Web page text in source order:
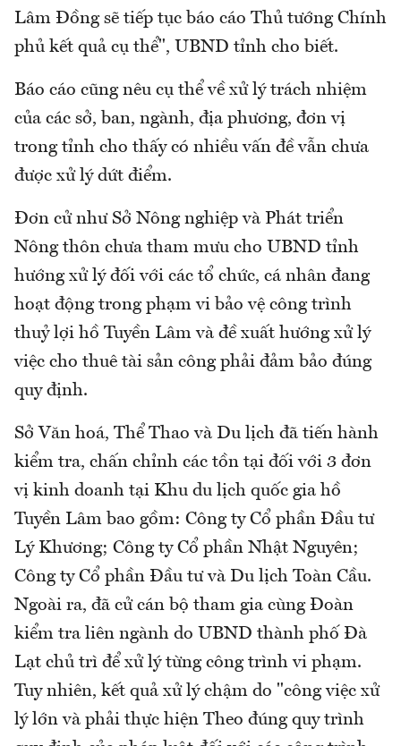
Lâm Đồng sẽ tiếp tục báo cáo Thủ tướng Chính
phủ kết quả cụ thể", UBND tỉnh cho biết.
Báo cáo cũng nêu cụ thể về xử lý trách nhiệm
của các sở, ban, ngành, địa phương, đơn vị
trong tỉnh cho thấy có nhiều vấn đề vẫn chưa
được xử lý dứt điểm.
Đơn cử như Sở Nông nghiệp và Phát triển
Nông thôn chưa tham mưu cho UBND tỉnh
hướng xử lý đối với các tổ chức, cá nhân đang
hoạt động trong phạm vi bảo vệ công trình
thuỷ lợi hồ Tuyền Lâm và đề xuất hướng xử lý
việc cho thuê tài sản công phải đảm bảo đúng
quy định.
Sở Văn hoá, Thể Thao và Du lịch đã tiến hành
kiểm tra, chấn chỉnh các tồn tại đối với 3 đơn
vị kinh doanh tại Khu du lịch quốc gia hồ
Tuyền Lâm bao gồm: Công ty Cổ phần Đầu tư
Lý Khương; Công ty Cổ phần Nhật Nguyên;
Công ty Cổ phần Đầu tư và Du lịch Toàn Cầu.
Ngoài ra, đã cử cán bộ tham gia cùng Đoàn
kiểm tra liên ngành do UBND thành phố Đà
Lạt chủ trì để xử lý từng công trình vi phạm.
Tuy nhiên, kết quả xử lý chậm do "công việc xử
lý lớn và phải thực hiện Theo đúng quy trình